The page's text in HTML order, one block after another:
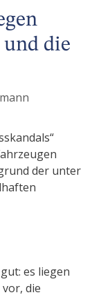
und die
der unter
es liegen
die